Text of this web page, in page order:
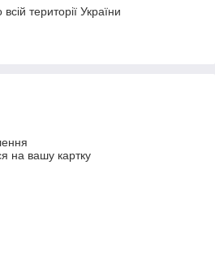
території України
на вашу картку